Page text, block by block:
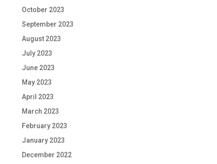
October 2023
September 2023
August 2023
July 2023
June 2023
May 2023
April 2023
March 2023
February 2023
January 2023
December 2022